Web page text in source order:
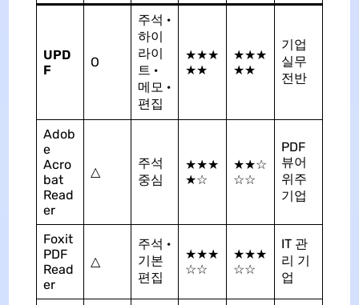
UPD
F
O
주석 ·
하이
라이
트 ·
메모 ·
편집
★★★
★★
★★★
★★
기업
실무
전반
Adob
e
Acro
bat
Read
er
△
주석
중심
★★★
★☆
★★☆
☆☆
PDF
뷰어
위주
기업
Foxit
PDF
Read
er
△
주석 ·
기본
편집
★★★
☆☆
★★★
☆☆
IT 관
리 기
업